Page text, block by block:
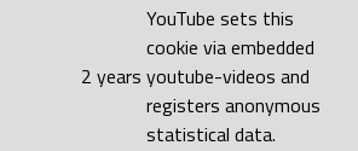
2 years
YouTube sets this
cookie via embedded
youtube-videos and
registers anonymous
statistical data.